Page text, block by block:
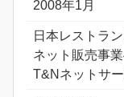
2008年1月
日本レストラ
ネット販売事
T&Nネットサ